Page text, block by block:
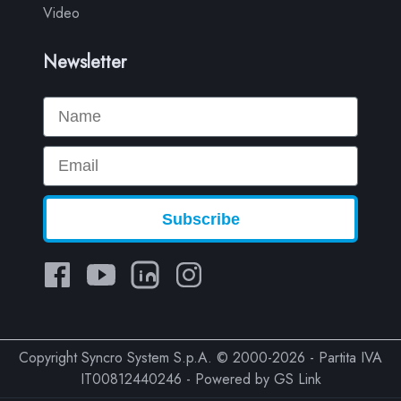
Video
Newsletter
Name
Email
Subscribe
Copyright Syncro System S.p.A. © 2000-2026 - Partita IVA
IT00812440246 - Powered by GS Link